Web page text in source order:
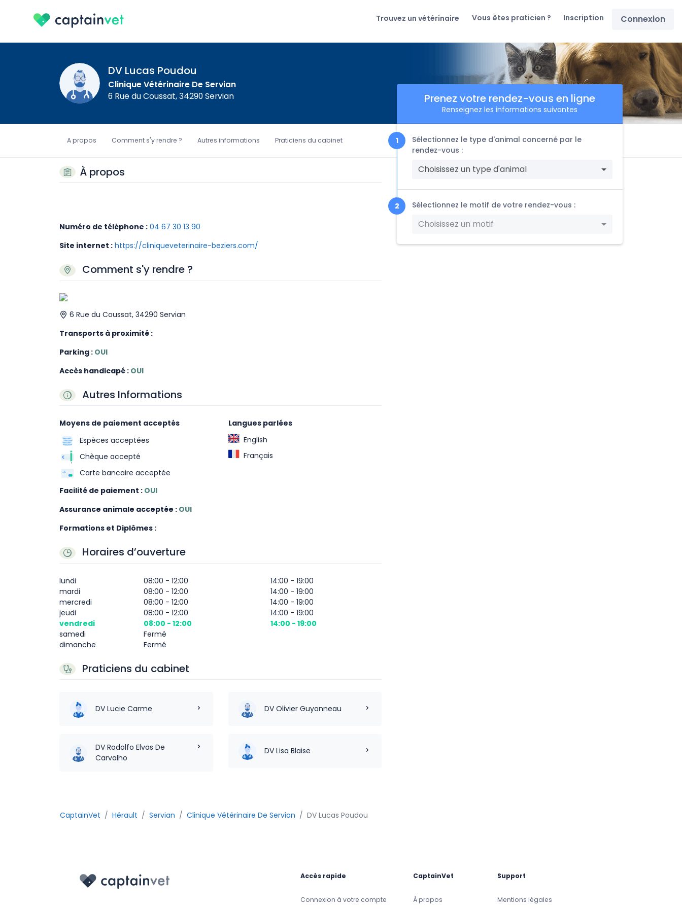
Trouvez un vétérinaire Vous êtes praticien ? Inscription Connexion
DV Lucas Poudou
Clinique Vétérinaire De Servian
6 Rue du Coussat, 34290 Servian
A propos Comment s'y rendre ? Autres informations Praticiens du cabinet
À propos
Numéro de téléphone : 04 67 30 13 90
Site internet : https://cliniqueveterinaire-beziers.com/
Comment s'y rendre ?
6 Rue du Coussat, 34290 Servian
Transports à proximité :
Parking : OUI
Accès handicapé : OUI
Autres Informations
Moyens de paiement acceptés
Espèces acceptées
Chèque accepté
Carte bancaire acceptée
Langues parlées
English
Français
Facilité de paiement : OUI
Assurance animale acceptée : OUI
Formations et Diplômes :
Horaires d’ouverture
lundi 08:00 - 12:00
14:00 - 19:00
mardi
08:00 - 12:00
14:00 - 19:00
mercredi
08:00 - 12:00
14:00 - 19:00
jeudi
08:00 - 12:00
14:00 - 19:00
vendredi
08:00 - 12:00
14:00 - 19:00
samedi
Fermé
dimanche
Fermé
Praticiens du cabinet
DV Lucie Carme DV Olivier Guyonneau
DV Rodolfo Elvas De
Carvalho
DV Lisa Blaise
Prenez votre rendez-vous en ligne
Renseignez les informations suivantes
Sélectionnez le type d'animal concerné par le
rendez-vous :
Choisissez un type d'animal
Sélectionnez le motif de votre rendez-vous :
Choisissez un motif
CaptainVet Hérault Servian Clinique Vétérinaire De Servian DV Lucas Poudou
Accès rapide
Connexion à votre compte
CaptainVet
À propos
Support
Mentions légales